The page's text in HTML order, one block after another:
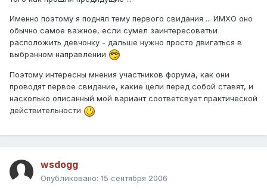
Именно поэтому я поднял тему первого свидания ... ИМХО оно
обычно самое важное, если сумел заинтересоватьи
расположить девчонку - дальше нужно просто двигаться в
выбранном направлении
Поэтому интересны мнения участников форума, как они
проводят первое свидание, какие цели перед собой ставят, и
насколько описанный мой вариант соответсвует практической
действительности
wsdogg
Опубликовано: 15 сентября 2006